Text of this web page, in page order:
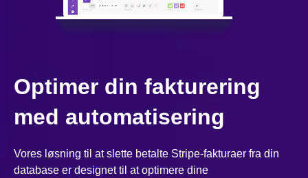
Optimer din fakturering
med automatisering
Vores løsning til at slette betalte Stripe-fakturaer fra din
database er designet til at optimere dine